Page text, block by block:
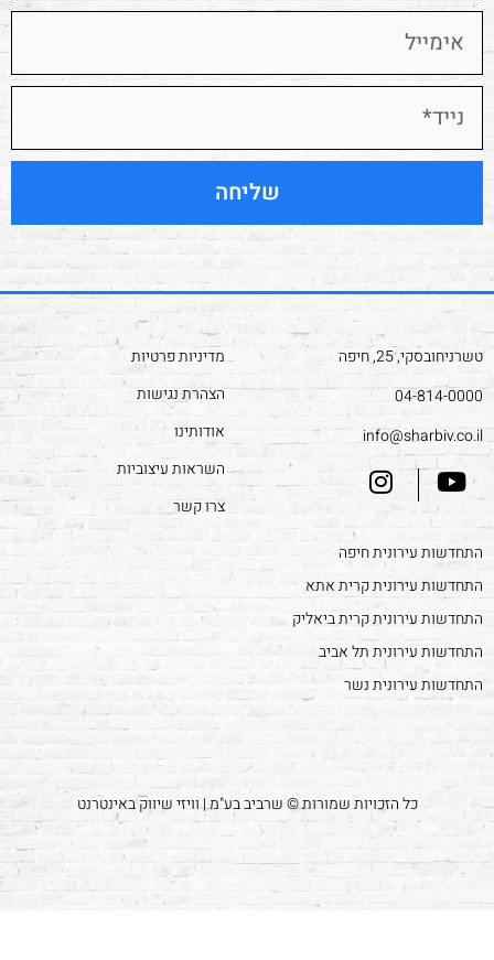
שליחה
טשרניחובסקי, 25, חיפה
04-814-0000
info@sharbiv.co.il
מדיניות פרטיות
הצהרת נגישות
אודותינו
השראות עיצוביות
צרו קשר
התחדשות עירונית חיפה
התחדשות עירונית קרית אתא
התחדשות עירונית קרית ביאליק
התחדשות עירונית תל אביב
התחדשות עירונית נשר
כל הזכויות שמורות © שרביב בע"מ | וויזי שיווק באינטרנט